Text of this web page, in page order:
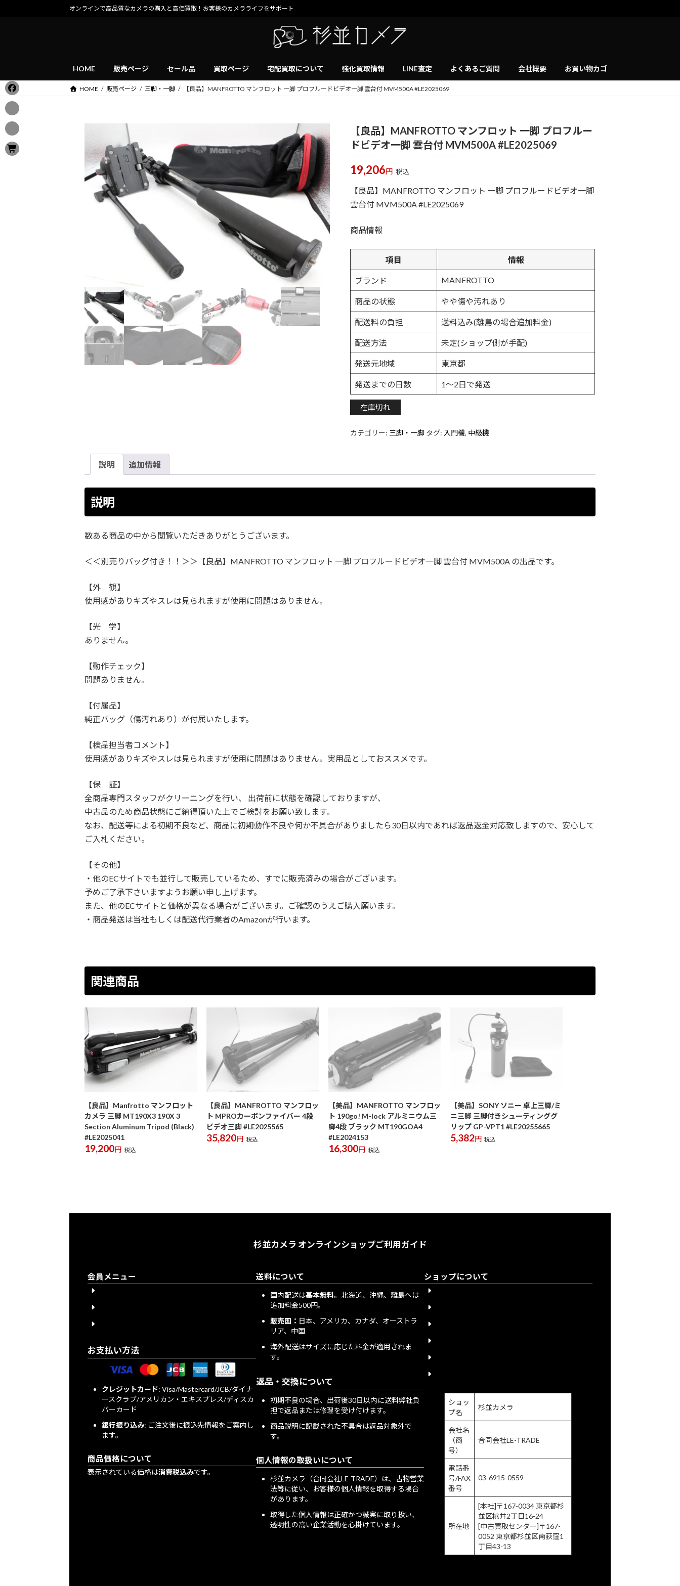
ス
キ
ッ
プ
ン
に
移
動
オンラインで高品質なカメラの購入と高価買取！お客様のカメラライフをサポート
HOME 販売ページ セール品 買取ページ 宅配買取について 強化買取情報 LINE査定 よくあるご質問 会社概要 お買い物カゴ
HOME 販売ページ 三脚・一脚 【良品】MANFROTTO マンフロット 一脚 プロフルードビデオ一脚 雲台付 MVM500A #LE2025069
【良品】MANFROTTO マンフロット 一脚 プロフルー
ドビデオ一脚 雲台付 MVM500A #LE2025069
19,206円 税込
【良品】MANFROTTO マンフロット 一脚 プロフルードビデオ一脚
雲台付 MVM500A #LE2025069
商品情報
項目 情報
ブランド MANFROTTO
商品の状態 やや傷や汚れあり
配送料の負担 送料込み(離島の場合追加料金)
配送方法 未定(ショップ側が手配)
発送元地域 東京都
発送までの日数 1〜2日で発送
在庫切れ
カテゴリー: 三脚・一脚 タグ: 入門機, 中級機
説明 追加情報
説明
数ある商品の中から閲覧いただきありがとうございます。
＜＜別売りバッグ付き！！＞＞【良品】MANFROTTO マンフロット 一脚 プロフルードビデオ一脚 雲台付 MVM500A の出品です。
【外 観】
使用感がありキズやスレは見られますが使用に問題はありません。
【光 学】
ありません。
【動作チェック】
問題ありません。
【付属品】
純正バッグ（傷汚れあり）が付属いたします。
【検品担当者コメント】
使用感がありキズやスレは見られますが使用に問題はありません。実用品としておススメです。
【保 証】
全商品専門スタッフがクリーニングを行い、 出荷前に状態を確認しておりますが、
中古品のため商品状態にご納得頂いた上でご検討をお願い致します。
なお、配送等による初期不良など、商品に初期動作不良や何か不具合がありましたら30日以内であれば返品返金対応致しますので、安心して
ご入札ください。
【その他】
・他のECサイトでも並行して販売しているため、すでに販売済みの場合がございます。
予めご了承下さいますようお願い申し上げます。
また、他のECサイトと価格が異なる場合がございます。ご確認のうえご購入願います。
・商品発送は当社もしくは配送代行業者のAmazonが行います。
関連商品
【良品】Manfrotto マンフロット
カメラ 三脚 MT190X3 190X 3
Section Aluminum Tripod (Black)
#LE2025041
19,200円 税込
【良品】MANFROTTO マンフロッ
ト MPROカーボンファイバー 4段
ビデオ三脚 #LE2025565
35,820円 税込
【美品】MANFROTTO マンフロッ
ト 190go! M-lock アルミニウム三
脚4段 ブラック MT190GOA4
#LE2024153
16,300円 税込
【美品】SONY ソニー 卓上三脚/ミ
ニ三脚 三脚付きシューティンググ
リップ GP-VPT1 #LE20255665
5,382円 税込
杉並カメラ オンラインショップご利用ガイド
会員メニュー
お支払い方法
クレジットカード: Visa/Mastercard/JCB/ダイナ
ースクラブ/アメリカン・エキスプレス/ディスカ
バーカード
銀行振り込み: ご注文後に振込先情報をご案内し
ます。
商品価格について
表示されている価格は消費税込みです。
送料について
国内配送は基本無料。北海道、沖縄、離島へは
追加料金500円。
販売国： 日本、アメリカ、カナダ、オーストラ
リア、中国
海外配送はサイズに応じた料金が適用されま
す。
返品・交換について
初期不良の場合、出荷後30日以内に送料弊社負
担で返品または修理を受け付けます。
商品説明に記載された不具合は返品対象外で
す。
個人情報の取扱いについて
杉並カメラ（合同会社LE-TRADE）は、古物営業
法等に従い、お客様の個人情報を取得する場合
があります。
取得した個人情報は正確かつ誠実に取り扱い、
透明性の高い企業活動を心掛けています。
ショップについて
ショッ
プ名
杉並カメラ
会社名
（商
号）
合同会社LE-TRADE
電話番
号/FAX
番号
03-6915-0559
所在地
[本社]〒167-0034 東京都杉
並区桃井2丁目16-24
[中古買取センター]〒167-
0052 東京都杉並区南荻窪1
丁目43-13